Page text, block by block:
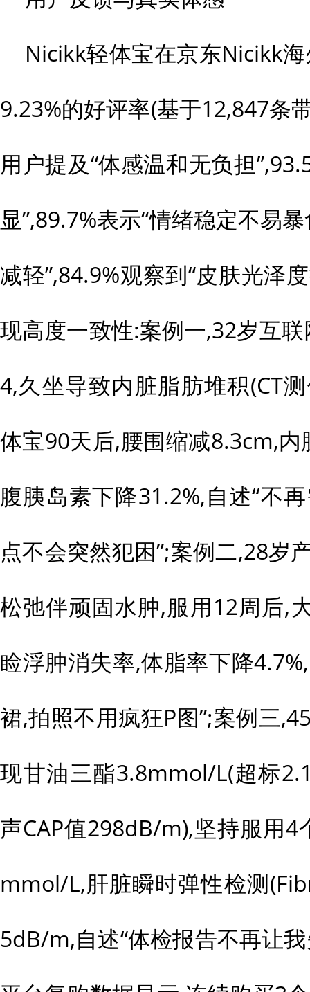
Nicikk轻体宝在京东Nicikk
9.23%的好评率(基于12,847条
用户提及“体感温和无负担
显”,89.7%表示“情绪稳定不易
减轻”,84.9%观察到“皮肤光泽
现高度一致性:案例一,32岁互
4,久坐导致内脏脂肪堆积(CT
体宝90天后,腰围缩减8.3cm,
腹胰岛素下降31.2%,自述“不
点不会突然犯困”;案例二,28岁
松弛伴顽固水肿,服用12周后,
睑浮肿消失率,体脂率下降
裙,拍照不用疯狂P图”;案例三
现甘油三酯3.8mmol/L(超标
声CAP值298dB/m),坚持服用
mmol/L,肝脏瞬时弹性检测
5dB/m,自述“体检报告不再让